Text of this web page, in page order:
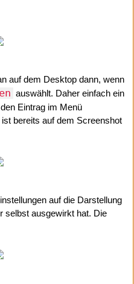
auf dem Desktop dann, wenn
auswählt. Daher einfach ein
Eintrag im Menü
bereits auf dem Screenshot
auf die Darstellung
selbst ausgewirkt hat. Die